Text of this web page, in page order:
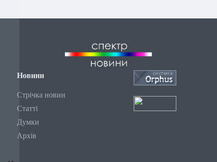
Новини
Стрічка новин
Статті
Думки
Архів